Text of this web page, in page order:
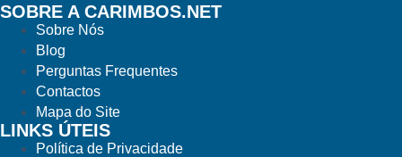
SOBRE A CARIMBOS.NET
Sobre Nós
Blog
Perguntas Frequentes
Contactos
Mapa do Site
LINKS ÚTEIS
Política de Privacidade